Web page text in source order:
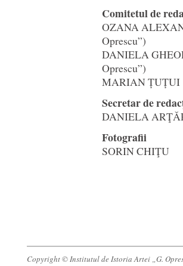
Comitetul de
OZANA
Oprescu”)
DANIELA
Oprescu”)
MARIAN ȚUȚUI
Secretar de
DANIELA
Fotografii
SORIN CHIŢU
Copyright © Institutul de Istoria Artei „G.